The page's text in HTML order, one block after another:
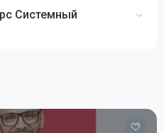
Системный